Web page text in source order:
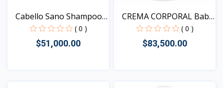
Cabello Sano Shampoo
( 0 )
$51,000.00
CREMA CORPORAL Baba
( 0 )
$83,500.00